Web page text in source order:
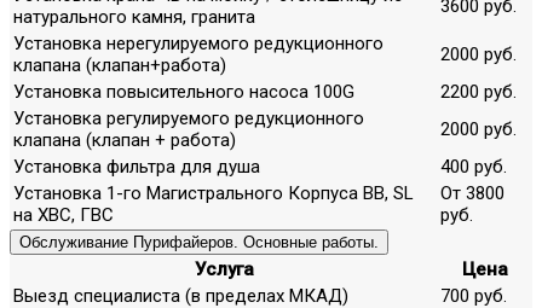
натурального камня, гранита
3600 руб.
Установка нерегулируемого редукционного
клапана (клапан+работа)
2000 руб.
Установка повысительного насоса 100G
2200 руб.
Установка регулируемого редукционного
клапана (клапан + работа)
2000 руб.
Установка фильтра для душа
400 руб.
Установка 1-го Магистрального Корпуса ВВ, SL
на ХВС, ГВС
От 3800
руб.
Обслуживание Пурифайеров. Основные работы.
Услуга
Цена
Выезд специалиста (в пределах МКАД)
700 руб.